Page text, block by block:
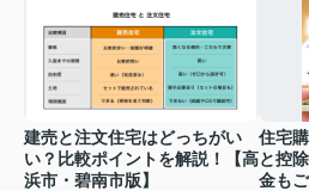
建売と注文住宅はどっちがい
い？比較ポイントを解説！【高
浜市・碧南市版】
住宅
と控
金も